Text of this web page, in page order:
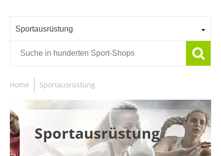
Sportausrüstung
Home Sportausrüstung
Sportausrüstung